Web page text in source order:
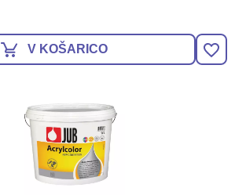
V KOŠARICO